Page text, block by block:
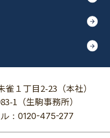
１丁目2-23（本社）
1（生駒事務所）
：0120-475-277